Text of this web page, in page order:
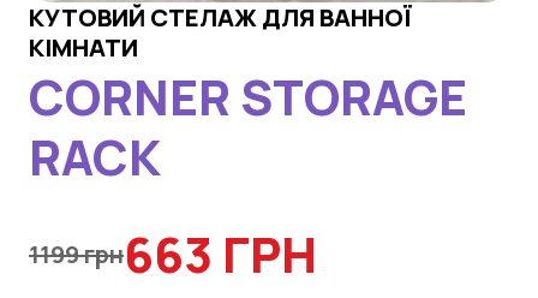
КУТОВИЙ СТЕЛАЖ ДЛЯ ВАННОЇ
КІМНАТИ
CORNER STORAGE
RACK
1199 грн663 ГРН